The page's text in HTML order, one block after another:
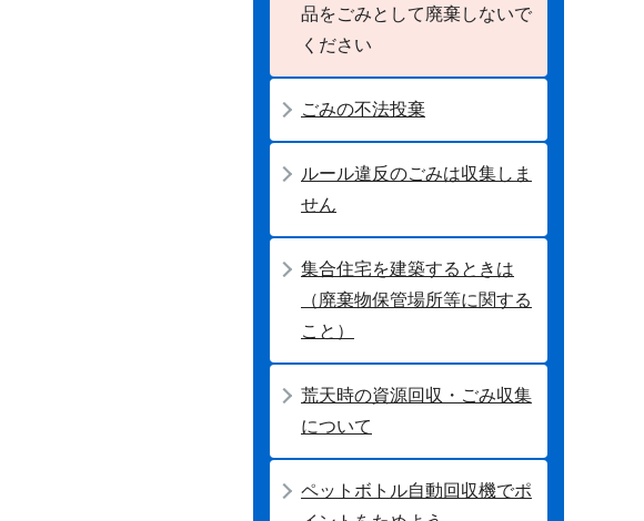
品をごみとして廃棄しないで
ください
ごみの不法投棄
ルール違反のごみは収集しま
せん
集合住宅を建築するときは
（廃棄物保管場所等に関する
こと）
荒天時の資源回収・ごみ収集
について
ペットボトル自動回収機でポ